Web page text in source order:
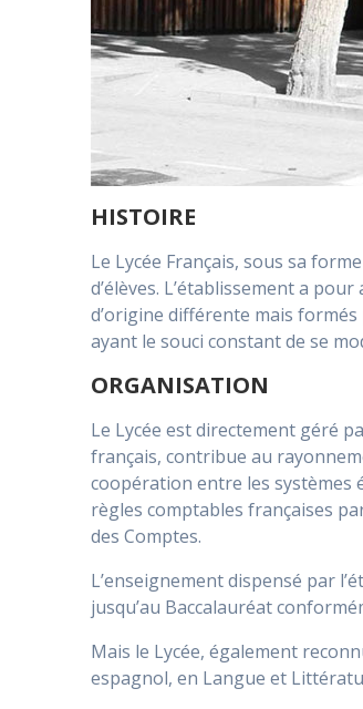
HISTOIRE
Le Lycée Français, sous sa
d’élèves. L’établissement a
d’origine différente mais
ayant le souci constant de se
ORGANISATION
Le Lycée est directement géré
français, contribue au
coopération entre les systèmes
règles comptables françaises
des Comptes.
L’enseignement dispensé par
jusqu’au Baccalauréat
Mais le Lycée, également
espagnol, en Langue et